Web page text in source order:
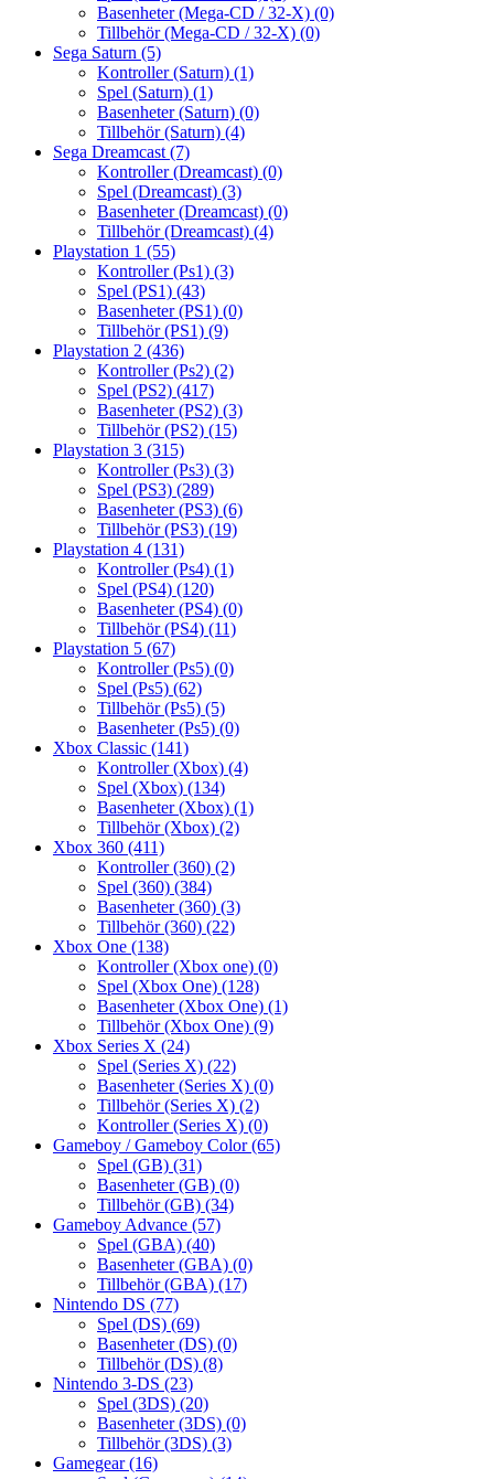
Basenheter (Mega-CD / 32-X) (0)
Tillbehör (Mega-CD / 32-X) (0)
Sega Saturn (5)
Kontroller (Saturn) (1)
Spel (Saturn) (1)
Basenheter (Saturn) (0)
Tillbehör (Saturn) (4)
Sega Dreamcast (7)
Kontroller (Dreamcast) (0)
Spel (Dreamcast) (3)
Basenheter (Dreamcast) (0)
Tillbehör (Dreamcast) (4)
Playstation 1 (55)
Kontroller (Ps1) (3)
Spel (PS1) (43)
Basenheter (PS1) (0)
Tillbehör (PS1) (9)
Playstation 2 (436)
Kontroller (Ps2) (2)
Spel (PS2) (417)
Basenheter (PS2) (3)
Tillbehör (PS2) (15)
Playstation 3 (315)
Kontroller (Ps3) (3)
Spel (PS3) (289)
Basenheter (PS3) (6)
Tillbehör (PS3) (19)
Playstation 4 (131)
Kontroller (Ps4) (1)
Spel (PS4) (120)
Basenheter (PS4) (0)
Tillbehör (PS4) (11)
Playstation 5 (67)
Kontroller (Ps5) (0)
Spel (Ps5) (62)
Tillbehör (Ps5) (5)
Basenheter (Ps5) (0)
Xbox Classic (141)
Kontroller (Xbox) (4)
Spel (Xbox) (134)
Basenheter (Xbox) (1)
Tillbehör (Xbox) (2)
Xbox 360 (411)
Kontroller (360) (2)
Spel (360) (384)
Basenheter (360) (3)
Tillbehör (360) (22)
Xbox One (138)
Kontroller (Xbox one) (0)
Spel (Xbox One) (128)
Basenheter (Xbox One) (1)
Tillbehör (Xbox One) (9)
Xbox Series X (24)
Spel (Series X) (22)
Basenheter (Series X) (0)
Tillbehör (Series X) (2)
Kontroller (Series X) (0)
Gameboy / Gameboy Color(65)
Spel (GB) (31)
Basenheter (GB) (0)
Tillbehör (GB) (34)
Gameboy Advance (57)
Spel (GBA) (40)
Basenheter (GBA) (0)
Tillbehör (GBA) (17)
Nintendo DS (77)
Spel (DS) (69)
Basenheter (DS) (0)
Tillbehör (DS) (8)
Nintendo 3-DS (23)
Spel (3DS) (20)
Basenheter (3DS) (0)
Tillbehör (3DS) (3)
Gamegear(16)